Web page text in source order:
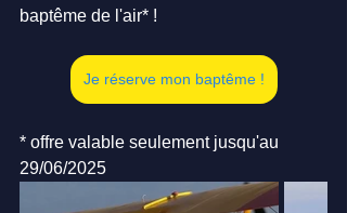
baptême de l'air* !
Je réserve mon baptême !
* offre valable seulement jusqu'au
29/06/2025